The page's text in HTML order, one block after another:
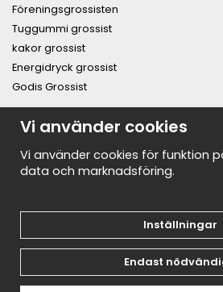
Föreningsgrossisten
Tuggummi grossist
kakor grossist
Energidryck grossist
Godis Grossist
PRENUMERERA PÅ NYHETSBREVET FÖR VÅRA
ERBJUDANDEN OCH NYHETER!
E-
postadress
Vi använder cookies
Vi använder cookies för funktion
data och marknadsföring.
Inställningar
Endast